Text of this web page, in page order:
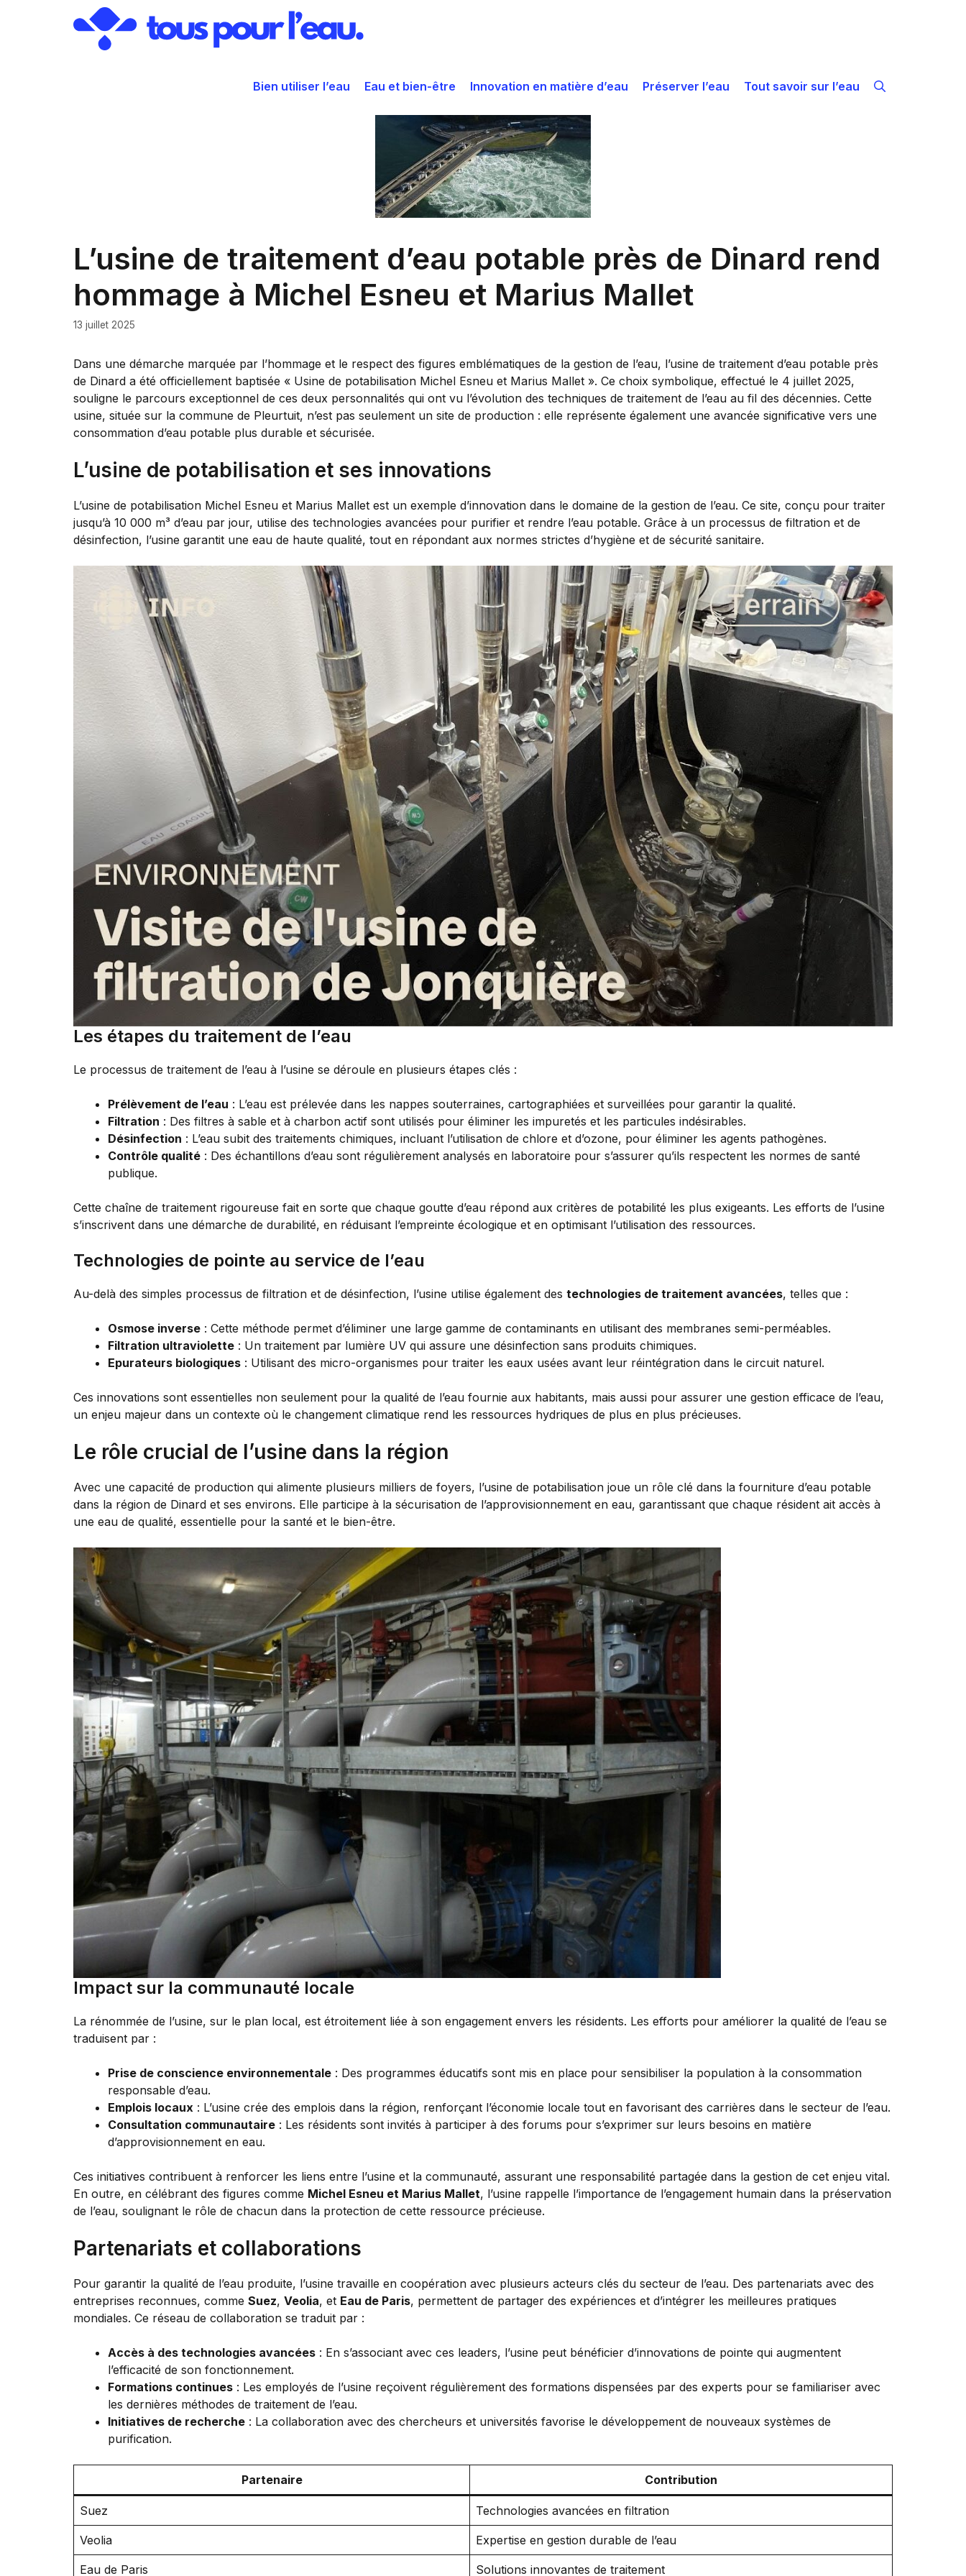
Bien utiliser l’eau Eau et bien-être Innovation en matière d’eau Préserver l’eau Tout savoir sur l’eau
L’usine de traitement d’eau potable près de Dinard rend
hommage à Michel Esneu et Marius Mallet
13 juillet 2025
Dans une démarche marquée par l’hommage et le respect des figures emblématiques de la gestion de l’eau, l’usine de traitement d’eau potable près
de Dinard a été officiellement baptisée « Usine de potabilisation Michel Esneu et Marius Mallet ». Ce choix symbolique, effectué le 4 juillet 2025,
souligne le parcours exceptionnel de ces deux personnalités qui ont vu l’évolution des techniques de traitement de l’eau au fil des décennies. Cette
usine, située sur la commune de Pleurtuit, n’est pas seulement un site de production : elle représente également une avancée significative vers une
consommation d’eau potable plus durable et sécurisée.
L’usine de potabilisation et ses innovations
L’usine de potabilisation Michel Esneu et Marius Mallet est un exemple d’innovation dans le domaine de la gestion de l’eau. Ce site, conçu pour traiter
jusqu’à 10 000 m³ d’eau par jour, utilise des technologies avancées pour purifier et rendre l’eau potable. Grâce à un processus de filtration et de
désinfection, l’usine garantit une eau de haute qualité, tout en répondant aux normes strictes d’hygiène et de sécurité sanitaire.
Les étapes du traitement de l’eau
Le processus de traitement de l’eau à l’usine se déroule en plusieurs étapes clés :
Prélèvement de l’eau : L’eau est prélevée dans les nappes souterraines, cartographiées et surveillées pour garantir la qualité.
Filtration : Des filtres à sable et à charbon actif sont utilisés pour éliminer les impuretés et les particules indésirables.
Désinfection : L’eau subit des traitements chimiques, incluant l’utilisation de chlore et d’ozone, pour éliminer les agents pathogènes.
Contrôle qualité : Des échantillons d’eau sont régulièrement analysés en laboratoire pour s’assurer qu’ils respectent les normes de santé
publique.
Cette chaîne de traitement rigoureuse fait en sorte que chaque goutte d’eau répond aux critères de potabilité les plus exigeants. Les efforts de l’usine
s’inscrivent dans une démarche de durabilité, en réduisant l’empreinte écologique et en optimisant l’utilisation des ressources.
Technologies de pointe au service de l’eau
Au-delà des simples processus de filtration et de désinfection, l’usine utilise également des technologies de traitement avancées, telles que :
Osmose inverse : Cette méthode permet d’éliminer une large gamme de contaminants en utilisant des membranes semi-perméables.
Filtration ultraviolette : Un traitement par lumière UV qui assure une désinfection sans produits chimiques.
Epurateurs biologiques : Utilisant des micro-organismes pour traiter les eaux usées avant leur réintégration dans le circuit naturel.
Ces innovations sont essentielles non seulement pour la qualité de l’eau fournie aux habitants, mais aussi pour assurer une gestion efficace de l’eau,
un enjeu majeur dans un contexte où le changement climatique rend les ressources hydriques de plus en plus précieuses.
Le rôle crucial de l’usine dans la région
Avec une capacité de production qui alimente plusieurs milliers de foyers, l’usine de potabilisation joue un rôle clé dans la fourniture d’eau potable
dans la région de Dinard et ses environs. Elle participe à la sécurisation de l’approvisionnement en eau, garantissant que chaque résident ait accès à
une eau de qualité, essentielle pour la santé et le bien-être.
Impact sur la communauté locale
La rénommée de l’usine, sur le plan local, est étroitement liée à son engagement envers les résidents. Les efforts pour améliorer la qualité de l’eau se
traduisent par :
Prise de conscience environnementale : Des programmes éducatifs sont mis en place pour sensibiliser la population à la consommation
responsable d’eau.
Emplois locaux : L’usine crée des emplois dans la région, renforçant l’économie locale tout en favorisant des carrières dans le secteur de l’eau.
Consultation communautaire : Les résidents sont invités à participer à des forums pour s’exprimer sur leurs besoins en matière
d’approvisionnement en eau.
Ces initiatives contribuent à renforcer les liens entre l’usine et la communauté, assurant une responsabilité partagée dans la gestion de cet enjeu vital.
En outre, en célébrant des figures comme Michel Esneu et Marius Mallet, l’usine rappelle l’importance de l’engagement humain dans la préservation
de l’eau, soulignant le rôle de chacun dans la protection de cette ressource précieuse.
Partenariats et collaborations
Pour garantir la qualité de l’eau produite, l’usine travaille en coopération avec plusieurs acteurs clés du secteur de l’eau. Des partenariats avec des
entreprises reconnues, comme Suez, Veolia, et Eau de Paris, permettent de partager des expériences et d’intégrer les meilleures pratiques
mondiales. Ce réseau de collaboration se traduit par :
Accès à des technologies avancées : En s’associant avec ces leaders, l’usine peut bénéficier d’innovations de pointe qui augmentent
l’efficacité de son fonctionnement.
Formations continues : Les employés de l’usine reçoivent régulièrement des formations dispensées par des experts pour se familiariser avec
les dernières méthodes de traitement de l’eau.
Initiatives de recherche : La collaboration avec des chercheurs et universités favorise le développement de nouveaux systèmes de
purification.
Partenaire Contribution
Suez Technologies avancées en filtration
Veolia Expertise en gestion durable de l’eau
Eau de Paris Solutions innovantes de traitement